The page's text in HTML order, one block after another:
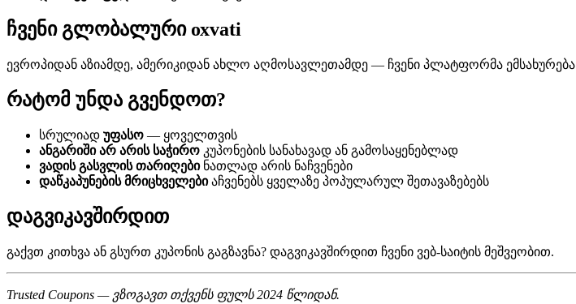
ჩვენი გლობალური охvati
ევროპიდან აზიამდე, ამერიკიდან ახლო აღმოსავლეთამდე — ჩვენი პლატფორმა ემსახურება
რატომ უნდა გვენდოთ?
სრულიად უფასო — ყოველთვის
ანგარიში არ არის საჭირო კუპონების სანახავად ან გამოსაყენებლად
ვადის გასვლის თარიღებინათლად არის ნაჩვენები
დაწკაპუნების მრიცხველებიაჩვენებს ყველაზე პოპულარულ შეთავაზებებს
დაგვიკავშირდით
გაქვთ კითხვა ან გსურთ კუპონის გაგზავნა? დაგვიკავშირდით ჩვენი ვებ-საიტის მეშვეობით.
Trusted Coupons — ვზოგავთ თქვენს ფულს 2024 წლიდან.